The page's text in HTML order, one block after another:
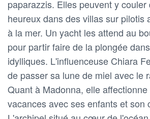
paparazzis. Elles peuvent y couler
heureux dans des villas sur pilotis
à la mer. Un yacht les attend au
pour partir faire de la plongée
idylliques. L'influenceuse Chiara
de passer sa lune de miel avec le
Quant à Madonna, elle
vacances avec ses enfants et son